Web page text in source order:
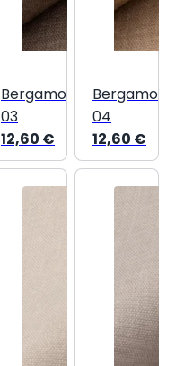
Bergamo
03
12,60 €
Bergamo
04
12,60 €